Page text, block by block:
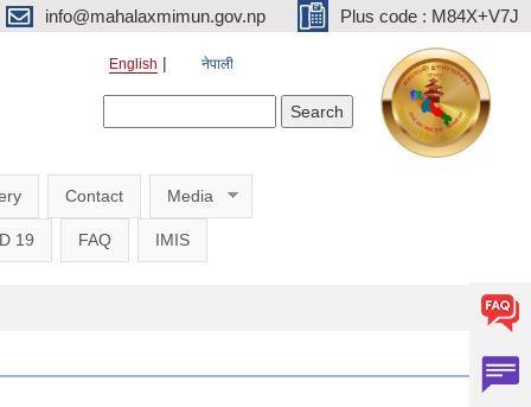
info@mahalaxmimun.gov.np Plus code : M84X+V7J
English नेपाली
Contact Media
19 FAQ IMIS